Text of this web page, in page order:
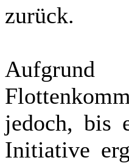
zurück.
Aufgrund
jedoch, bis
Initiative